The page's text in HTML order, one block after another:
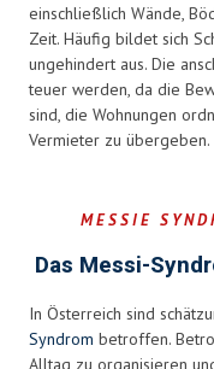
einschließlich Wände,
Zeit. Häufig bildet sich
ungehindert aus. Die
teuer werden, da die
sind, die Wohnungen
Vermieter zu übergeben.
MESSIE
Das Messi-
In Österreich sind
Syndrom betroffen.
Alltag zu organisieren